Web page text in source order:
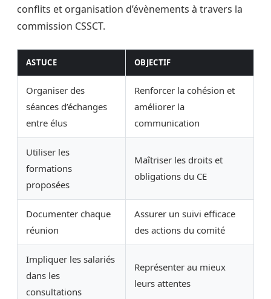
conflits et organisation d’évènements à travers la
commission CSSCT.
ASTUCE OBJECTIF
Organiser des
séances d’échanges
entre élus
Renforcer la cohésion et
améliorer la
communication
Utiliser les
formations
proposées
Maîtriser les droits et
obligations du CE
Documenter chaque
réunion
Assurer un suivi efficace
des actions du comité
Impliquer les salariés
dans les
consultations
Représenter au mieux
leurs attentes